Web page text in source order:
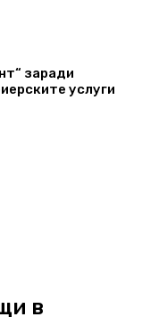
заради
услуги